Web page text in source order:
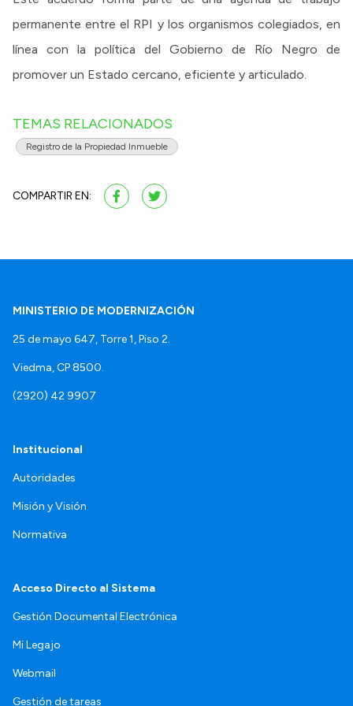
permanente entre el RPI y los organismos colegiados, en
línea con la política del Gobierno de Río Negro de
promover un Estado cercano, eficiente y articulado.
TEMAS RELACIONADOS
Registro de la Propiedad Inmueble
COMPARTIR EN:
MINISTERIO DE MODERNIZACIÓN
25 de mayo 647, Torre 1, Piso 2.
Viedma, CP 8500.
(2920) 42 9907
Institucional
Autoridades
Misión y Visión
Normativa
Acceso Directo al Sistema
Gestión Documental Electrónica
Mi Legajo
Webmail
Gestión de tareas